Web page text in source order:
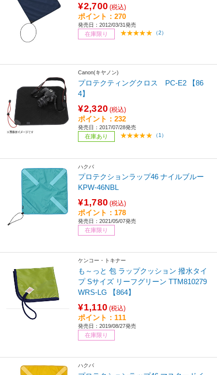
¥2,700 (税込)
ポイント：270
発売日：2012/03/31発売
在庫限り （2）
Canon(キヤノン)
プロテクティングクロス PC-E2 【86
4】
¥2,320 (税込)
ポイント：232
発売日：2017/07/28発売
在庫あり （1）
ハクバ
プロテクションラップ46 ナイルブルー
KPW-46NBL
¥1,780 (税込)
ポイント：178
発売日：2021/05/07発売
在庫限り
ケンコー・トキナー
も～っと 包 ラップクッション 撥水タイ
プ Sサイズ リーフグリーン TTM810279
WRS-LG 【864】
¥1,110 (税込)
ポイント：111
発売日：2019/08/27発売
在庫限り
ハクバ